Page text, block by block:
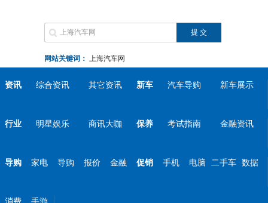
网站关键词： 上海汽车网
资讯 综合资讯 其它资讯 新车 汽车导购 新车展示
行业 明星娱乐 商讯大咖 保养 考试指南 金融资讯
导购 家电 导购 报价 金融 促销 手机 电脑 二手车 数据